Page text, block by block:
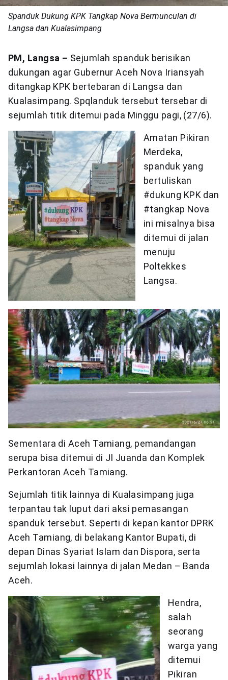
Spanduk Dukung KPK Tangkap Nova Bermunculan di
Langsa dan Kualasimpang
PM, Langsa – Sejumlah spanduk berisikan
dukungan agar Gubernur Aceh Nova Iriansyah
ditangkap KPK bertebaran di Langsa dan
Kualasimpang. Spqlanduk tersebut tersebar di
sejumlah titik ditemui pada Minggu pagi, (27/6).
Amatan Pikiran
Merdeka,
spanduk yang
bertuliskan
#dukung KPK dan
#tangkap Nova
ini misalnya bisa
ditemui di jalan
menuju
Poltekkes
Langsa.
Sementara di Aceh Tamiang, pemandangan
serupa bisa ditemui di Jl Juanda dan Komplek
Perkantoran Aceh Tamiang.
Sejumlah titik lainnya di Kualasimpang juga
terpantau tak luput dari aksi pemasangan
spanduk tersebut. Seperti di kepan kantor DPRK
Aceh Tamiang, di belakang Kantor Bupati, di
depan Dinas Syariat Islam dan Dispora, serta
sejumlah lokasi lainnya di jalan Medan – Banda
Aceh.
Hendra,
salah
seorang
warga yang
ditemui
Pikiran